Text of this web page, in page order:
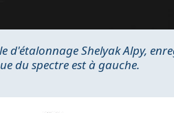
Shelyak Alpy,
du spectre est à gauche.